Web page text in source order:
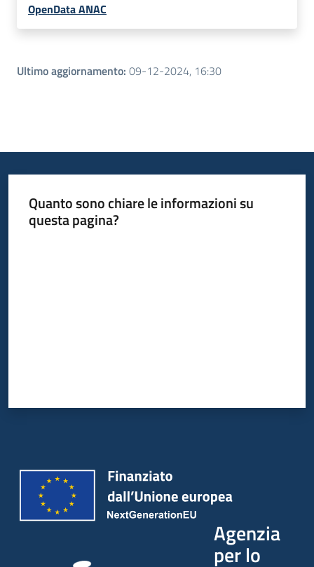
OpenData ANAC
Ultimo aggiornamento: 09-12-2024, 16:30
Quanto sono chiare le informazioni su
questa pagina?
Agenzia
per lo